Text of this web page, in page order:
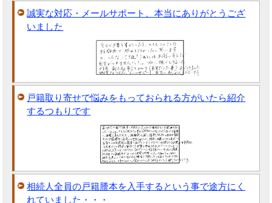
誠実な対応・メールサポート、本当にありがとうござ
いました
戸籍取り寄せで悩みをもっておられる方がいたら紹介
するつもりです
相続人全員の戸籍謄本を入手するという事で途方にく
れていました・・・